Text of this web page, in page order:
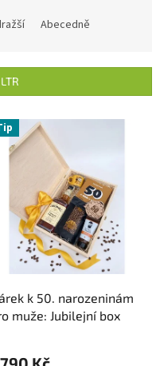
Abecedně
k 50. narozeninám
muže: Jubilejní box